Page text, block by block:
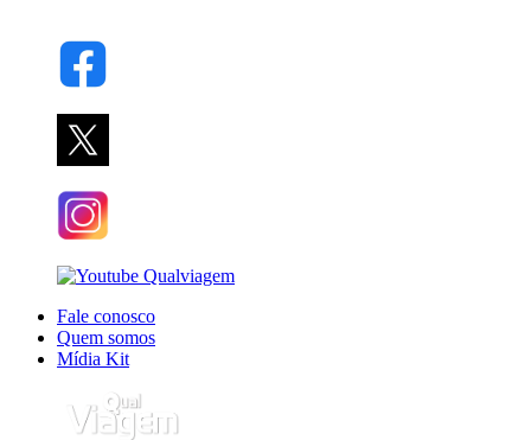
Fale conosco
Quem somos
Mídia Kit